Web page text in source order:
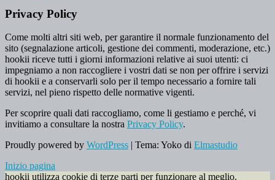
Privacy Policy
Come molti altri siti web, per garantire il normale funzionamento del
sito (segnalazione articoli, gestione dei commenti, moderazione, etc.)
hookii riceve tutti i giorni informazioni relative ai suoi utenti: ci
impegniamo a non raccogliere i vostri dati se non per offrire i servizi
di hookii e a conservarli solo per il tempo necessario a fornire tali
servizi, nel pieno rispetto delle normative vigenti.
Per scoprire quali dati raccogliamo, come li gestiamo e perché, vi
invitiamo a consultare la nostra Privacy Policy.
Proudly powered by WordPress | Tema: Yoko di Elmastudio
Inizio pagina
hookii utilizza cookie di terze parti per funzionare al meglio.